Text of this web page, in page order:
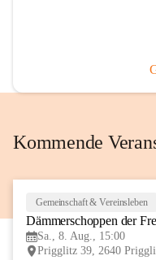
Kommende
Gemeinschaft & Vereinsleben
Dämmerschoppen der
Sa., 8. Aug., 15:00
Prigglitz 39, 2640